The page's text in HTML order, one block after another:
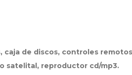
caja de discos, controles
satelital, reproductor cd/mp3.